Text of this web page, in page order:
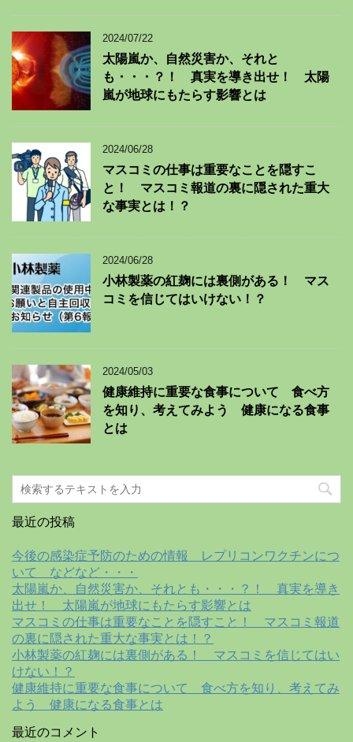
2024/07/22
太陽嵐か、自然災害か、それと
も・・・？！ 真実を導き出せ！ 太陽
嵐が地球にもたらす影響とは
2024/06/28
マスコミの仕事は重要なことを隠すこ
と！ マスコミ報道の裏に隠された重大
な事実とは！？
2024/06/28
小林製薬の紅麹には裏側がある！ マス
コミを信じてはいけない！？
2024/05/03
健康維持に重要な食事について 食べ方
を知り、考えてみよう 健康になる食事
とは
最近の投稿
今後の感染症予防のための情報 レプリコンワクチンにつ
いて などなど・・・
太陽嵐か、自然災害か、それとも・・・？！ 真実を導き
出せ！ 太陽嵐が地球にもたらす影響とは
マスコミの仕事は重要なことを隠すこと！ マスコミ報道
の裏に隠された重大な事実とは！？
小林製薬の紅麹には裏側がある！ マスコミを信じてはい
けない！？
健康維持に重要な食事について 食べ方を知り、考えてみ
よう 健康になる食事とは
最近のコメント